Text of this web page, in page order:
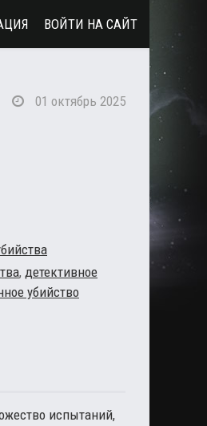
01 октябрь 2025
, детективное
убийство
испытаний,
ВОЙТИ НА САЙТ